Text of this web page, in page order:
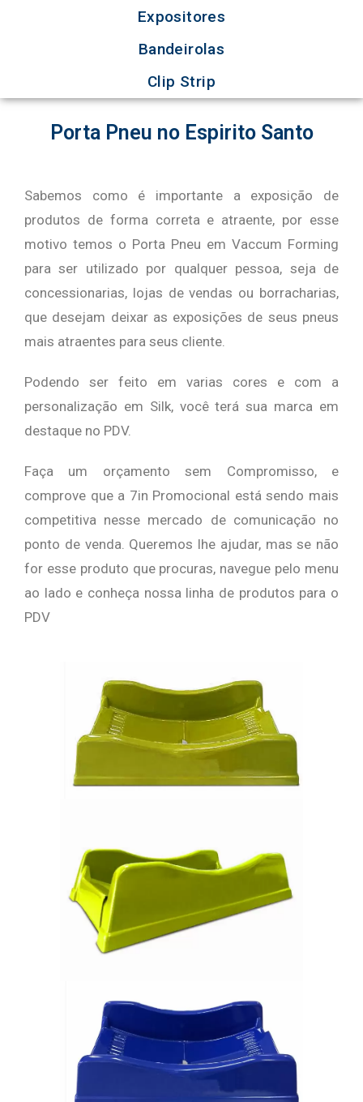
Expositores
Bandeirolas
Clip Strip
Porta Pneu no Espirito Santo
Sabemos como é importante a exposição de
produtos de forma correta e atraente, por esse
motivo temos o Porta Pneu em Vaccum Forming
para ser utilizado por qualquer pessoa, seja de
concessionarias, lojas de vendas ou borracharias,
que desejam deixar as exposições de seus pneus
mais atraentes para seus cliente.
Podendo ser feito em varias cores e com a
personalização em Silk, você terá sua marca em
destaque no PDV.
Faça um orçamento sem Compromisso, e
comprove que a 7in Promocional está sendo mais
competitiva nesse mercado de comunicação no
ponto de venda. Queremos lhe ajudar, mas se não
for esse produto que procuras, navegue pelo menu
ao lado e conheça nossa linha de produtos para o
PDV